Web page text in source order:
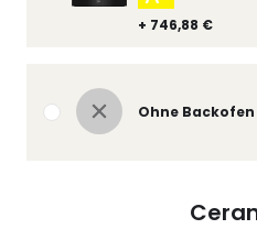
+ 746,88 €
Ohne Backofen